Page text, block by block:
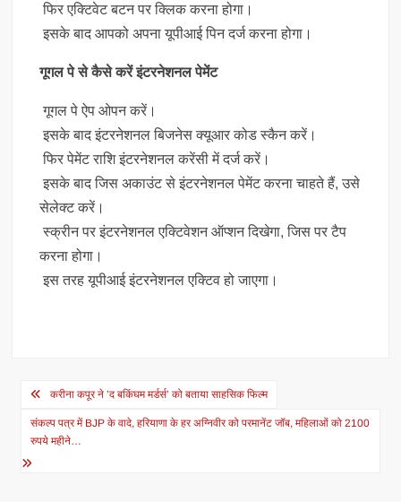
फिर एक्टिवेट बटन पर क्लिक करना होगा।
इसके बाद आपको अपना यूपीआई पिन दर्ज करना होगा।
गूगल पे से कैसे करें इंटरनेशनल पेमेंट
गूगल पे ऐप ओपन करें।
इसके बाद इंटरनेशनल बिजनेस क्यूआर कोड स्कैन करें।
फिर पेमेंट राशि इंटरनेशनल करेंसी में दर्ज करें।
इसके बाद जिस अकाउंट से इंटरनेशनल पेमेंट करना चाहते हैं, उसे
सेलेक्ट करें।
स्क्रीन पर इंटरनेशनल एक्टिवेशन ऑप्शन दिखेगा, जिस पर टैप
करना होगा।
इस तरह यूपीआई इंटरनेशनल एक्टिव हो जाएगा।
Post
navigation
करीना कपूर ने ’द बकिंघम मर्डर्स’ को बताया साहसिक फिल्म
संकल्प पत्र में BJP के वादे, हरियाणा के हर अग्निवीर को परमानेंट जॉब, महिलाओं को 2100
रुपये महीने…